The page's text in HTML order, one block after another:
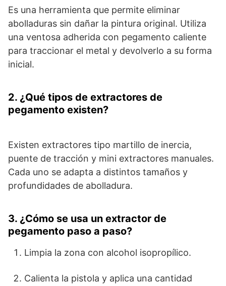
Es una herramienta que permite eliminar
abolladuras sin dañar la pintura original. Utiliza
una ventosa adherida con pegamento caliente
para traccionar el metal y devolverlo a su forma
inicial.
2. ¿Qué tipos de extractores de
pegamento existen?
Existen extractores tipo martillo de inercia,
puente de tracción y mini extractores manuales.
Cada uno se adapta a distintos tamaños y
profundidades de abolladura.
3. ¿Cómo se usa un extractor de
pegamento paso a paso?
Limpia la zona con alcohol isopropílico.
Calienta la pistola y aplica una cantidad